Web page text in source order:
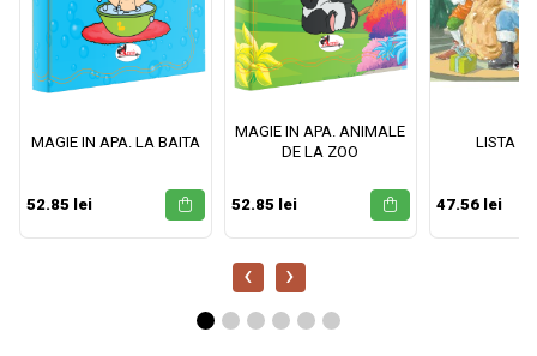
MAGIE IN APA. LA BAITA
52.85 lei
MAGIE IN APA. ANIMALE
DE LA ZOO
52.85 lei
LISTA
47.56 lei
‹ ›